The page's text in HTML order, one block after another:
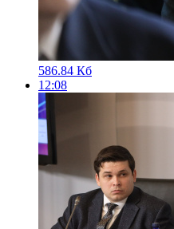
586.84 Кб
12:08